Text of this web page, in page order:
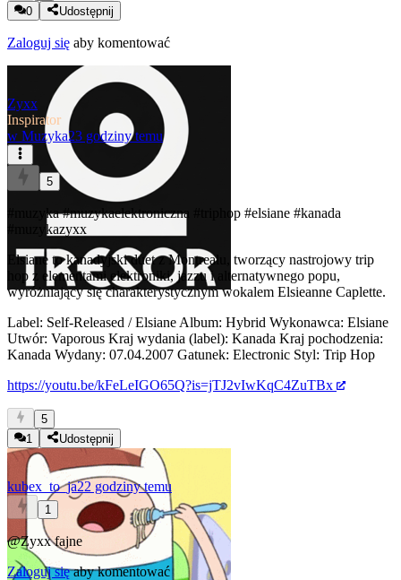
0
Udostępnij
Zaloguj się aby komentować
Zyxx
Inspirator
w Muzyka23 godziny temu
5
#muzyka #muzykaelektroniczna #triphop #elsiane #kanada
#muzykazyxx
Elsiane to kanadyjski duet z Montrealu, tworzący nastrojowy trip
hop z elementami elektroniki, jazzu i alternatywnego popu,
wyróżniający się charakterystycznym wokalem Elsieanne Caplette.
Label: Self-Released / Elsiane Album: Hybrid Wykonawca: Elsiane
Utwór: Vaporous Kraj wydania (label): Kanada Kraj pochodzenia:
Kanada Wydany: 07.04.2007 Gatunek: Electronic Styl: Trip Hop
https://youtu.be/kFeLeIGO65Q?is=jTJ2vIwKqC4ZuTBx
5
1
Udostępnij
kubex_to_ja22 godziny temu
1
@Zyxxfajne
Zaloguj sięaby komentować